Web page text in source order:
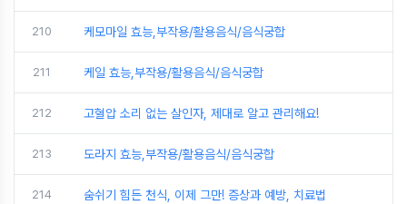
210 케모마일 효능,부작용/활용음식/음식궁합
211 케일 효능,부작용/활용음식/음식궁합
212 고혈압 소리 없는 살인자, 제대로 알고 관리해요!
213 도라지 효능,부작용/활용음식/음식궁합
214 숨쉬기 힘든 천식, 이제 그만! 증상과 예방, 치료법